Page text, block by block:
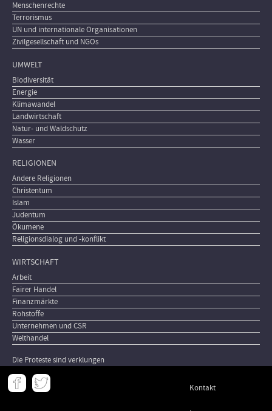
Menschenrechte
Terrorismus
UN und internationale Organisationen
Zivilgesellschaft und NGOs
UMWELT
Biodiversität
Energie
Klimawandel
Landwirtschaft
Natur- und Waldschutz
Wasser
RELIGIONEN
Andere Religionen
Christentum
Islam
Judentum
Ökumene
Religionsdialog und -konflikt
WIRTSCHAFT
Arbeit
Fairer Handel
Finanzmärkte
Rohstoffe
Unternehmen und CSR
Welthandel
Die Proteste sind verklungen
Meta
- Kontakt